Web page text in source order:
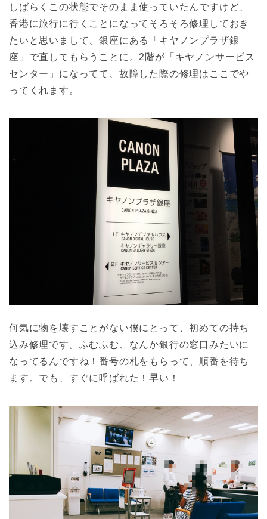
しばらくこの状態でそのまま使っていたんですけど、
香港に旅行に行くことになってそろそろ修理しておき
たいと思いまして、銀座にある「キヤノンプラザ銀
座」で直してもらうことに。2階が「キヤノンサービス
センター」になってて、故障した際の修理はここでや
ってくれます。
何気に物を壊すことがない僕にとって、初めての持ち
込み修理です。ふむふむ、なんか銀行の窓口みたいに
なってるんですね！番号の札をもらって、順番を待ち
ます。でも、すぐに呼ばれた！早い！